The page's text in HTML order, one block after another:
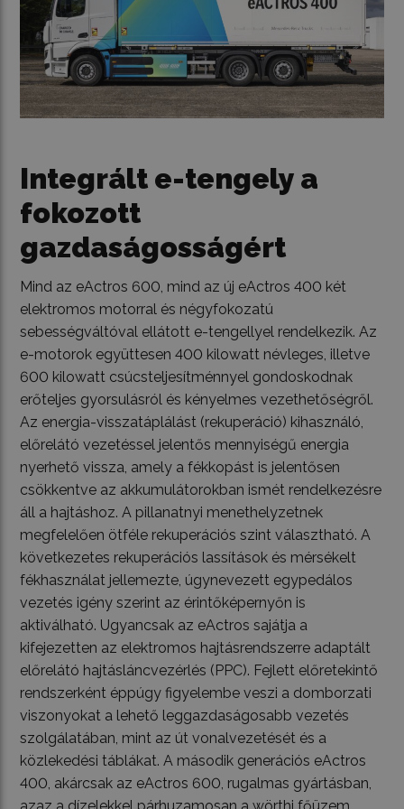
Integrált e-tengely a
fokozott
gazdaságosságért
Mind az eActros 600, mind az új eActros 400 két
elektromos motorral és négyfokozatú
sebességváltóval ellátott e-tengellyel rendelkezik. Az
e-motorok együttesen 400 kilowatt névleges, illetve
600 kilowatt csúcsteljesítménnyel gondoskodnak
erőteljes gyorsulásról és kényelmes vezethetőségről.
Az energia-visszatáplálást (rekuperáció) kihasználó,
előrelátó vezetéssel jelentős mennyiségű energia
nyerhető vissza, amely a fékkopást is jelentősen
csökkentve az akkumulátorokban ismét rendelkezésre
áll a hajtáshoz. A pillanatnyi menethelyzetnek
megfelelően ötféle rekuperációs szint választható. A
következetes rekuperációs lassítások és mérsékelt
fékhasználat jellemezte, úgynevezett egypedálos
vezetés igény szerint az érintőképernyőn is
aktiválható. Ugyancsak az eActros sajátja a
kifejezetten az elektromos hajtásrendszerre adaptált
előrelátó hajtásláncvezérlés (PPC). Fejlett előretekintő
rendszerként éppúgy figyelembe veszi a domborzati
viszonyokat a lehető leggazdaságosabb vezetés
szolgálatában, mint az út vonalvezetését és a
közlekedési táblákat. A második generációs eActros
400, akárcsak az eActros 600, rugalmas gyártásban,